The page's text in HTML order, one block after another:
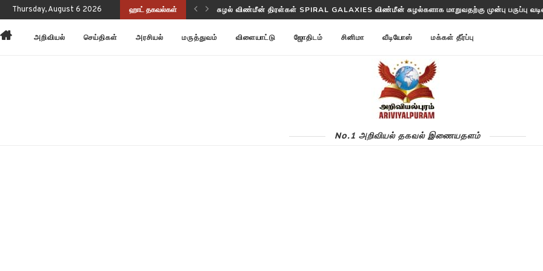
Thursday, August 6 2026 ஹாட் தகவல்கள் சுழல் விண்மீன் திரள்கள் SPIRAL GALAXIES விண்மீன் சுழல்களாக மாறுவதற்கு முன்பு பருப்பு
அறிவியல் செய்திகள் அரசியல் மருத்துவம் விளையாட்டு ஜோதிடம் சினிமா வீடியோஸ் மக்கள் தீர்ப்பு
No.1 அறிவியல் தகவல் இணையதளம்